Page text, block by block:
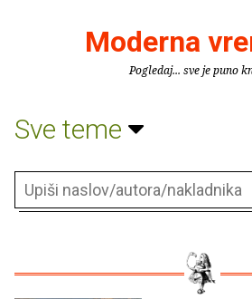
Moderna
Pogledaj... sve je puno
Sve teme